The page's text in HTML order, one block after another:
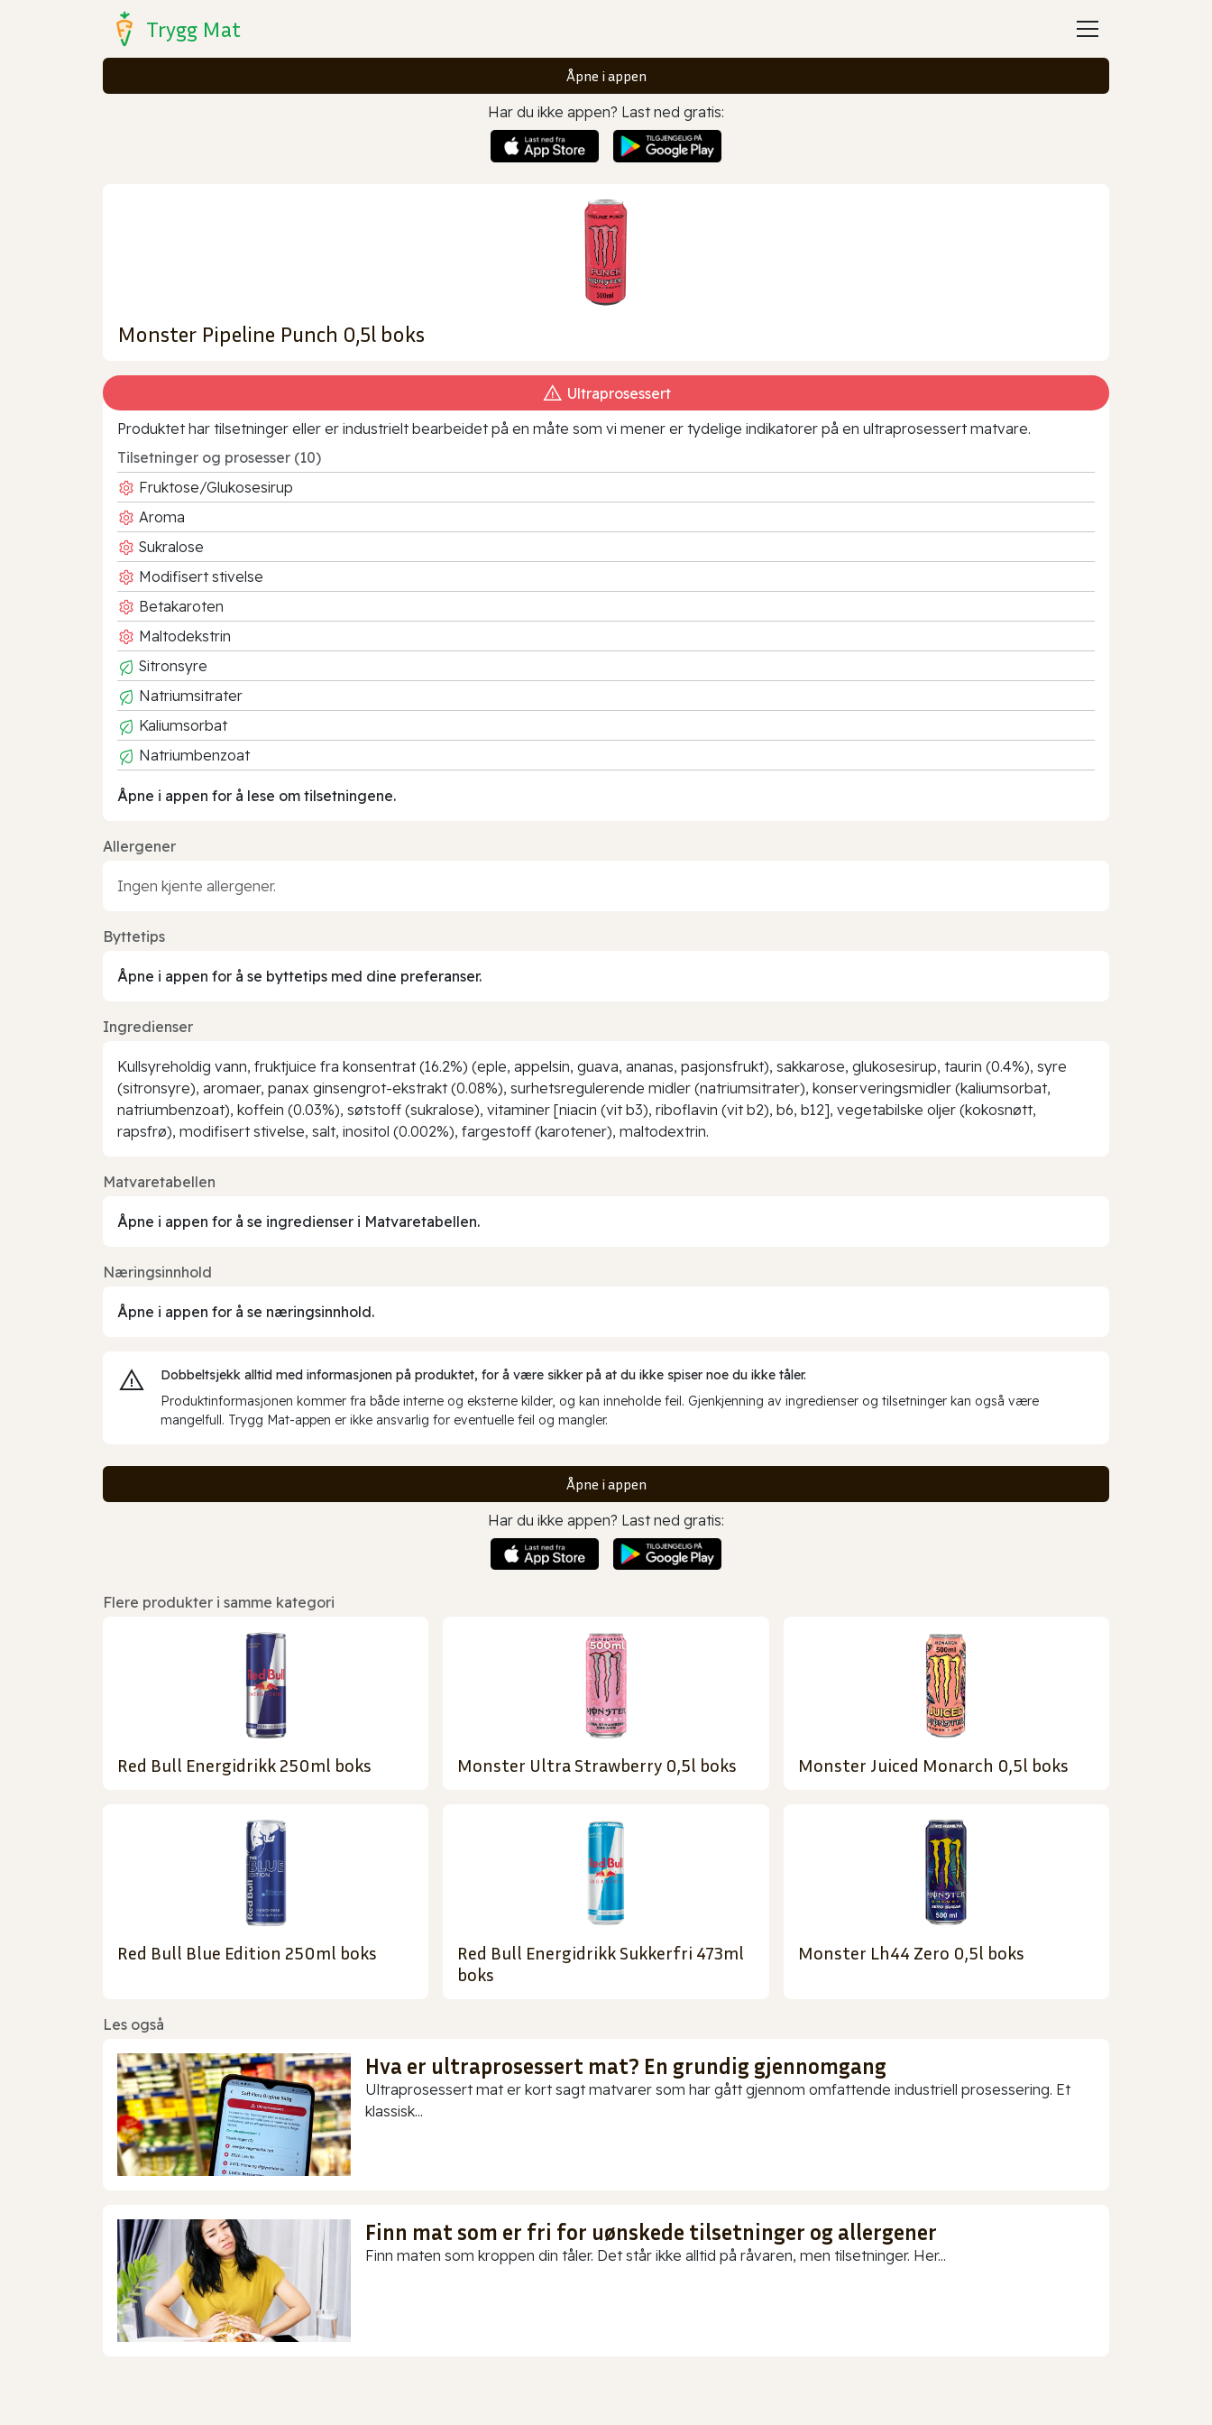
Trygg Mat
Åpne i appen
Har du ikke appen? Last ned gratis:
Monster Pipeline Punch 0,5l boks
Ultraprosessert
Produktet har tilsetninger eller er industrielt bearbeidet på en måte som vi mener er tydelige indikatorer på en ultraprosessert matvare.
Tilsetninger og prosesser (10)
Fruktose/Glukosesirup
Aroma
Sukralose
Modifisert stivelse
Betakaroten
Maltodekstrin
Sitronsyre
Natriumsitrater
Kaliumsorbat
Natriumbenzoat
Åpne i appen for å lese om tilsetningene.
Allergener
Ingen kjente allergener.
Byttetips
Åpne i appen for å se byttetips med dine preferanser.
Ingredienser
Kullsyreholdig vann, fruktjuice fra konsentrat (16.2%) (eple, appelsin, guava, ananas, pasjonsfrukt), sakkarose, glukosesirup, taurin (0.4%), syre
(sitronsyre), aromaer, panax ginsengrot-ekstrakt (0.08%), surhetsregulerende midler (natriumsitrater), konserveringsmidler (kaliumsorbat,
natriumbenzoat), koffein (0.03%), søtstoff (sukralose), vitaminer [niacin (vit b3), riboflavin (vit b2), b6, b12], vegetabilske oljer (kokosnøtt,
rapsfrø), modifisert stivelse, salt, inositol (0.002%), fargestoff (karotener), maltodextrin.
Matvaretabellen
Åpne i appen for å se ingredienser i Matvaretabellen.
Næringsinnhold
Åpne i appen for å se næringsinnhold.
Dobbeltsjekk alltid med informasjonen på produktet, for å være sikker på at du ikke spiser noe du ikke tåler.
Produktinformasjonen kommer fra både interne og eksterne kilder, og kan inneholde feil. Gjenkjenning av ingredienser og tilsetninger kan også være
mangelfull. Trygg Mat-appen er ikke ansvarlig for eventuelle feil og mangler.
Åpne i appen
Har du ikke appen? Last ned gratis:
Flere produkter i samme kategori
Red Bull Energidrikk 250ml boks Monster Ultra Strawberry 0,5l boks Monster Juiced Monarch 0,5l boks
Red Bull Blue Edition 250ml boks
Red Bull Energidrikk Sukkerfri 473ml
boks
Monster Lh44 Zero 0,5l boks
Les også
Hva er ultraprosessert mat? En grundig gjennomgang
Ultraprosessert mat er kort sagt matvarer som har gått gjennom omfattende industriell prosessering. Et
klassisk...
Finn mat som er fri for uønskede tilsetninger og allergener
Finn maten som kroppen din tåler. Det står ikke alltid på råvaren, men tilsetninger. Her...